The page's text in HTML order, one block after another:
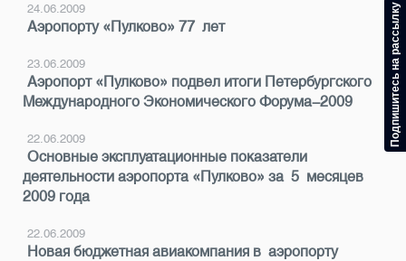
24.06.2009
Аэропорту «Пулково» 77 лет
23.06.2009
Аэропорт «Пулково» подвел итоги Петербургского
Международного Экономического Форума-2009
22.06.2009
Основные эксплуатационные показатели
деятельности аэропорта «Пулково» за 5 месяцев
2009 года
22.06.2009
Новая бюджетная авиакомпания в аэропорту
Подпишитесь на рассылку